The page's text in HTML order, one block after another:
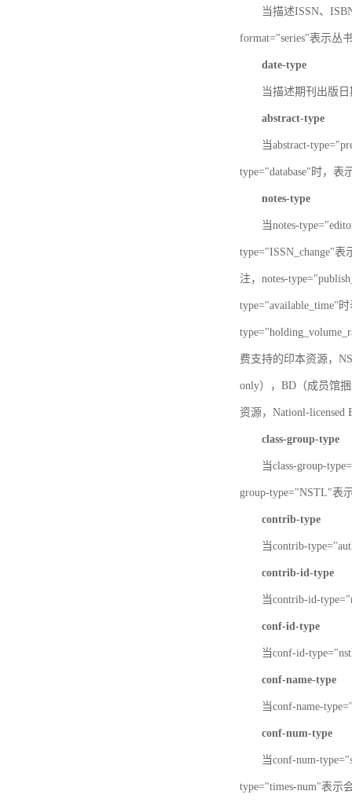
当描述ISSN、
format="series"表示丛
date-type
当描述期刊出版日
abstract-type
当abstract-
type="database"时，表
notes-type
当notes-
type="ISSN_change"
注，notes-
type="available_time"
费支持的印本资源，
only），BD（成员馆
资源，Nationl-licensed
class-group-type
当class-group-
group-type="NSTL"表
contrib-type
当contrib-
contrib-id-type
当contrib-id-
conf-id-type
当conf-id-
conf-name-type
当conf-name-
conf-num-type
当conf-num-
type="times-num"表示